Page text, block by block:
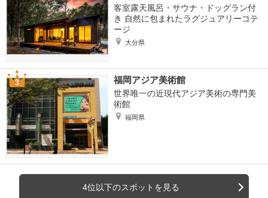
客室露天風呂・サウナ・ドッグラン付
き 自然に包まれたラグジュアリーコテ
ージ
大分県
福岡アジア美術館
世界唯一の近現代アジア美術の専門美
術館
福岡県
4位以下のスポットを見る